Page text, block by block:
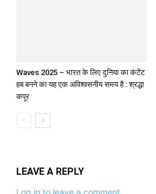
Waves 2025 – भारत के लिए दुनिया का कंटेंट
हब बनने का यह एक अविश्वसनीय समय है : श्रद्धा
कपूर
LEAVE A REPLY